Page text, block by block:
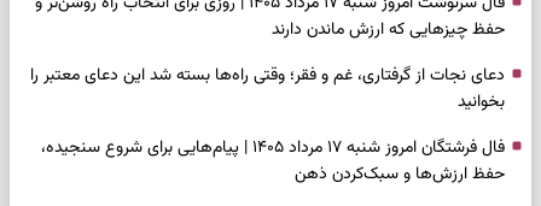
حفظ چیزهایی که ارزش ماندن دارند
دعای نجات از گرفتاری، غم و فقر؛ وقتی راه‌ها بسته شد این دعای معتبر را
بخوانید
فال فرشتگان امروز شنبه ۱۷ مرداد ۱۴۰۵ | پیام‌هایی برای شروع سنجیده،
حفظ ارزش‌ها و سبک‌کردن ذهن